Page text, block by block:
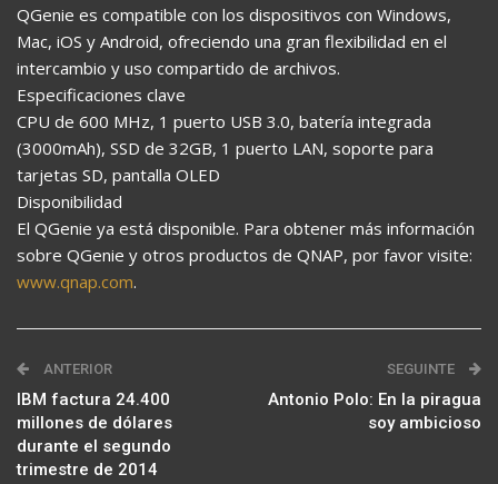
QGenie es compatible con los dispositivos con Windows,
Mac, iOS y Android, ofreciendo una gran flexibilidad en el
intercambio y uso compartido de archivos.
Especificaciones clave
CPU de 600 MHz, 1 puerto USB 3.0, batería integrada
(3000mAh), SSD de 32GB, 1 puerto LAN, soporte para
tarjetas SD, pantalla OLED
Disponibilidad
El QGenie ya está disponible. Para obtener más información
sobre QGenie y otros productos de QNAP, por favor visite:
www.qnap.com.
ANTERIOR
IBM factura 24.400
millones de dólares
durante el segundo
trimestre de 2014
SEGUINTE
Antonio Polo: En la piragua
soy ambicioso